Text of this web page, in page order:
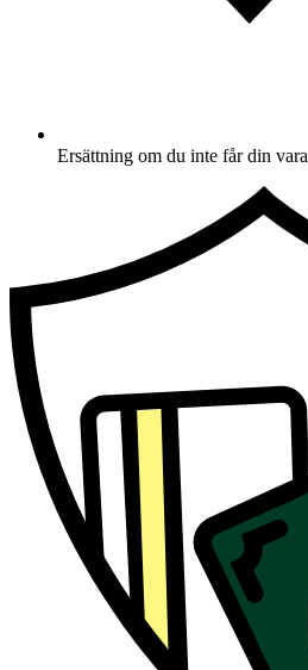
Ersättning om du inte får din vara